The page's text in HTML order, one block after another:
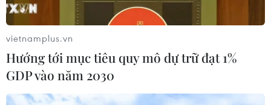
vietnamplus.vn
Hướng tới mục tiêu quy mô dự trữ đạt 1%
GDP vào năm 2030